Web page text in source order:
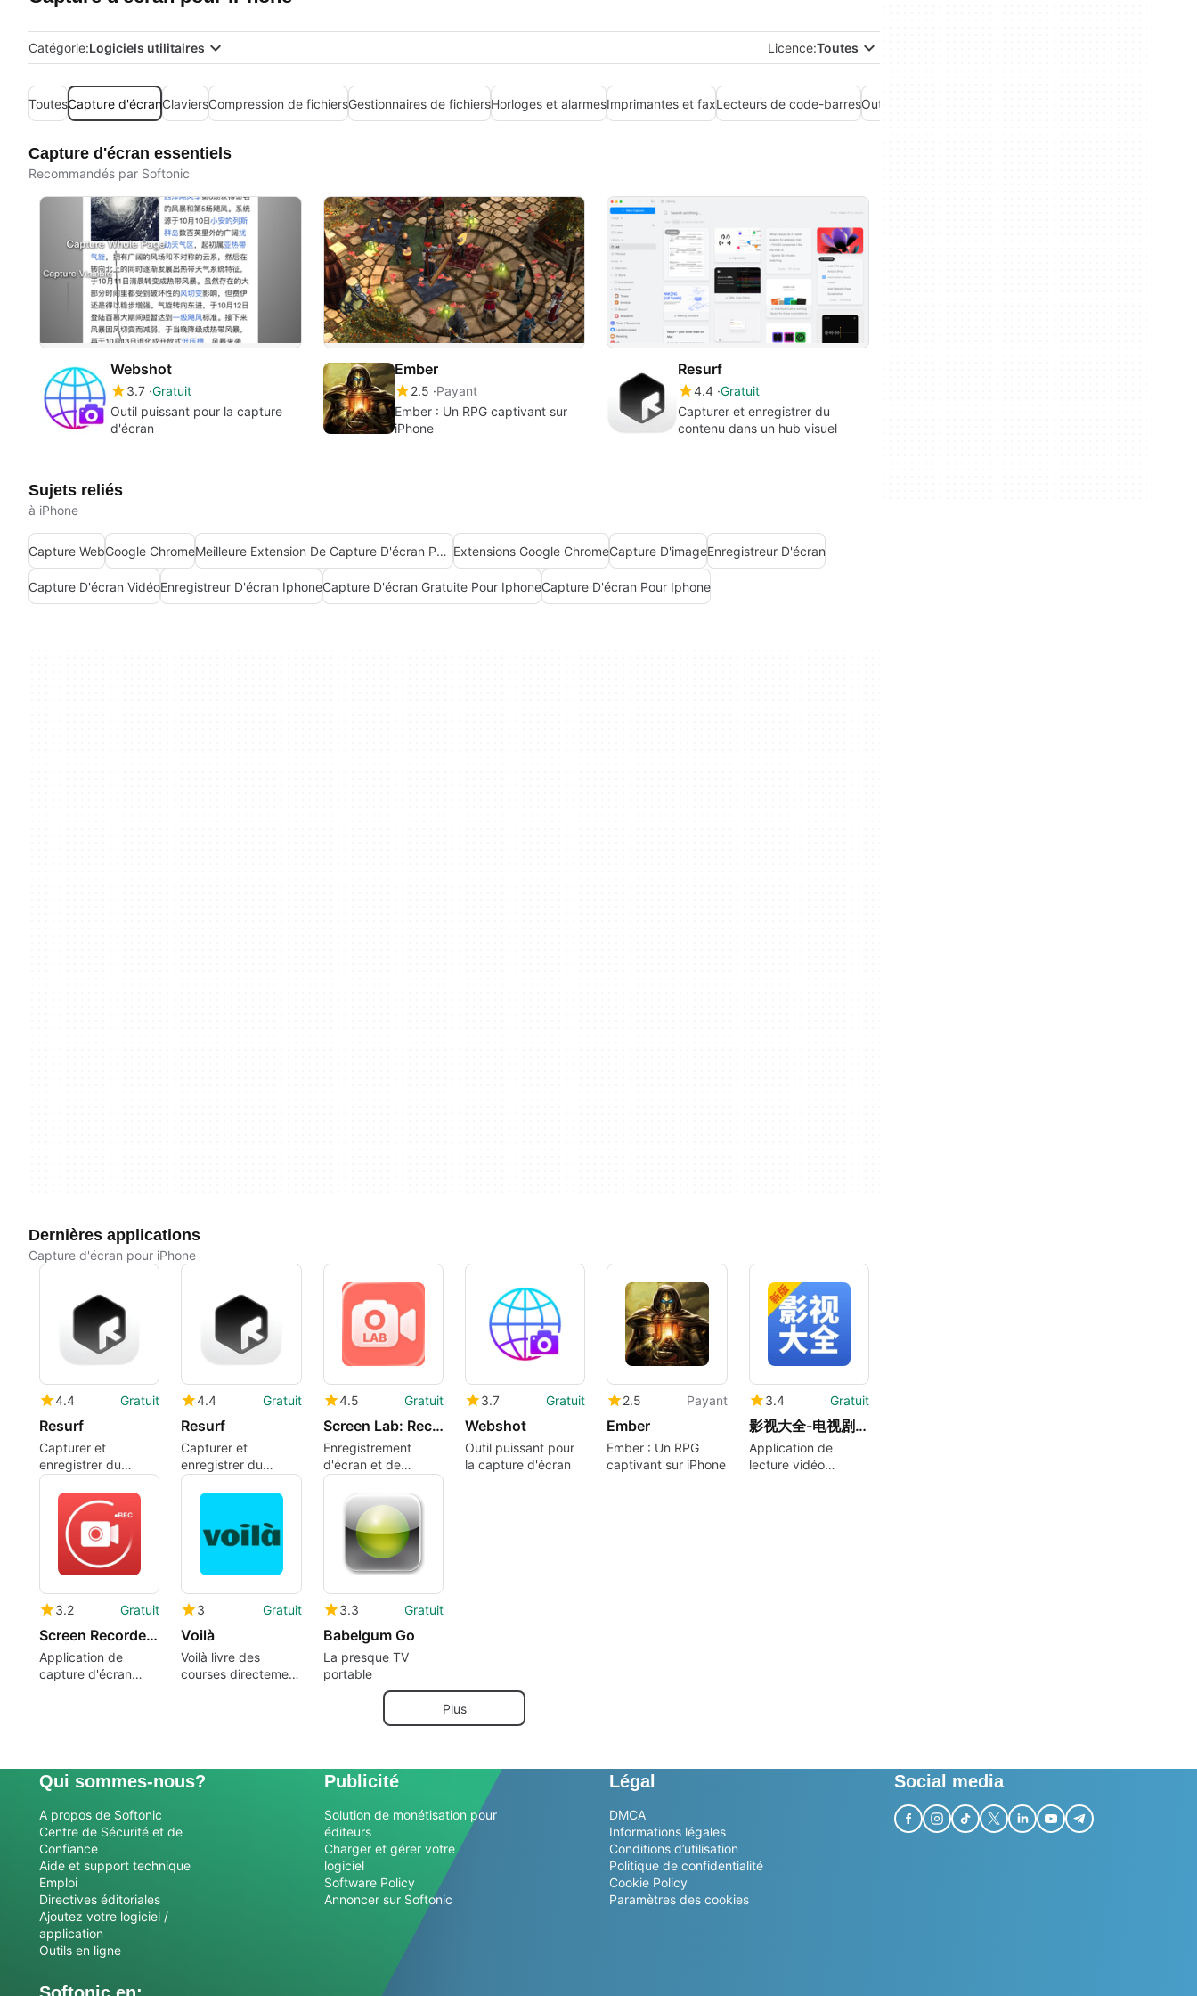
Catégorie:Logiciels utilitaires Licence:Toutes
ToutesCapture d'écranClaviersCompression de fichiersGestionnaires de fichiersHorloges et alarmesImprimantes et faxLecteurs de code-barresOutils de mesure
Capture d'écran essentiels
Recommandés par Softonic
Webshot
3.7 Gratuit
Outil puissant pour la capture
d'écran
Ember
2.5 Payant
Ember : Un RPG captivant sur
iPhone
Resurf
4.4 Gratuit
Capturer et enregistrer du
contenu dans un hub visuel
Sujets reliés
à iPhone
Capture WebGoogle Chrome Meilleure Extension De Capture D'écran Pour Chrome Extensions Google ChromeCapture D'imageEnregistreur D'écran
Capture D'écran VidéoEnregistreur D'écran IphoneCapture D'écran Gratuite Pour IphoneCapture D'écran Pour Iphone
Dernières applications
Capture d'écran pour iPhone
4.4 Gratuit
Resurf
Capturer et
enregistrer du
contenu dans un
hub visuel
4.4 Gratuit
Resurf
Capturer et
enregistrer du
contenu dans un
hub visuel
4.5 Gratuit
Screen Lab: Recorder & Editor
Enregistrement
d'écran et de
caméra frontale
gratuit
3.7 Gratuit
Webshot
Outil puissant pour
la capture d'écran
2.5 Payant
Ember
Ember : Un RPG
captivant sur iPhone
3.4 Gratuit
影视大全-电视剧电影视频TV播放器
Application de
lecture vidéo
3.2 Gratuit
Screen Recorder Pro
Application de
capture d'écran
3 Gratuit
Voilà
Voilà livre des
courses directement
3.3 Gratuit
Babelgum Go
La presque TV
portable
Plus
Qui sommes-nous?
A propos de Softonic
Centre de Sécurité et de
Confiance
Aide et support technique
Emploi
Directives éditoriales
Ajoutez votre logiciel /
application
Outils en ligne
Publicité
Solution de monétisation pour
éditeurs
Charger et gérer votre
logiciel
Software Policy
Annoncer sur Softonic
Légal
DMCA
Informations légales
Conditions d’utilisation
Politique de confidentialité
Cookie Policy
Paramètres des cookies
Social media